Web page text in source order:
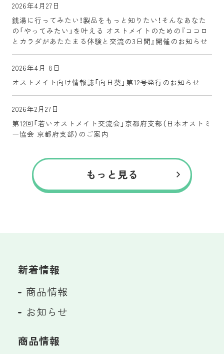
2026年4月27日
銭湯に行ってみたい！製品をもっと知りたい！そんなあなた
の「やってみたい」を叶える オストメイトのための『ココロ
とカラダがあたたまる体験と交流の3日間』開催のお知らせ
2026年4月 8日
オストメイト向け情報誌「向日葵」第12号発行のお知らせ
2026年2月27日
第12回「若いオストメイト交流会」京都府支部（日本オストミ
ー協会 京都府支部）のご案内
もっと見る
新着情報
商品情報
お知らせ
商品情報